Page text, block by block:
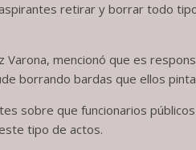
retirar y borrar todo
mencionó que es
borrando bardas que ellos
sobre que funcionarios
tipo de actos.